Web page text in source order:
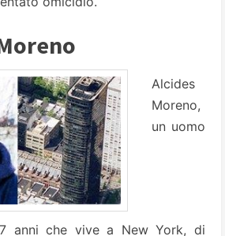
Alcides
Moreno,
un uomo
anni che vive a New York, di